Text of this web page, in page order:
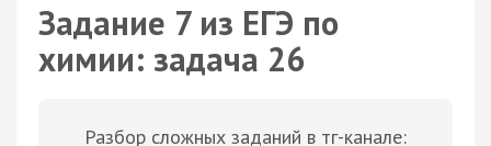
Задание 7 из ЕГЭ по
химии: задача 26
Разбор сложных заданий в тг-канале: